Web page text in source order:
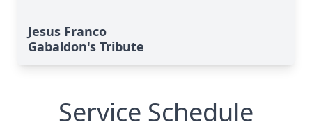
Jesus Franco
Gabaldon's Tribute
Service Schedule